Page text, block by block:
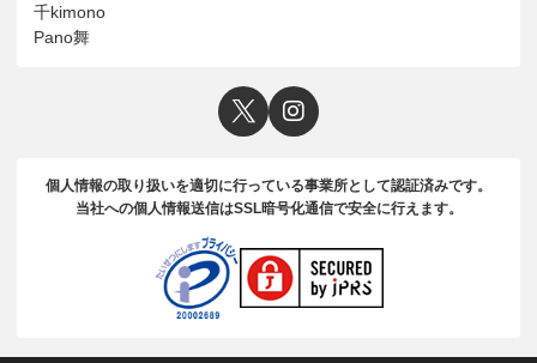
千kimono
Pano舞
個人情報の取り扱いを適切に行っている事業所として認証済みです。
当社への個人情報送信はSSL暗号化通信で安全に行えます。